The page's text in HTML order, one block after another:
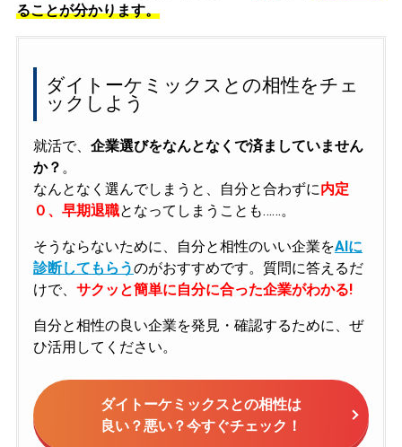
ることが分かります。
ダイトーケミックスとの相性をチェ
ックしよう
就活で、 企業選びをなんとなくで済ましていません
か？ 。
なんとなく選んでしまうと、自分と合わずに内定
０、早期退職となってしまうことも……。
そうならないために、自分と相性のいい企業をAIに
診断してもらうのがおすすめです。質問に答えるだ
けで、 サクッと簡単に自分に合った企業がわかる!
自分と相性の良い企業を発見・確認するために、ぜ
ひ活用してください。
ダイトーケミックスとの相性は
良い？悪い？今すぐチェック！